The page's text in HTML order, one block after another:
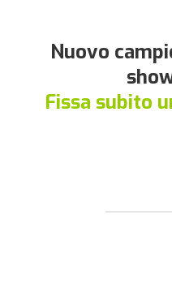
Nuovo
Fissa subito